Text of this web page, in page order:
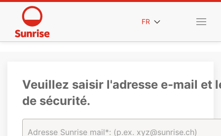
FR
Veuillez saisir l'adresse e-mail et
de sécurité.